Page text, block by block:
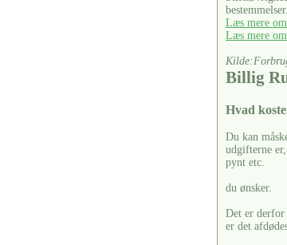
bestemmelser.
Læs mere
Læs mere
Billig
Hvad
Du kan
udgifterne
pynt etc.
du ønsker.
Det er derfor
er det